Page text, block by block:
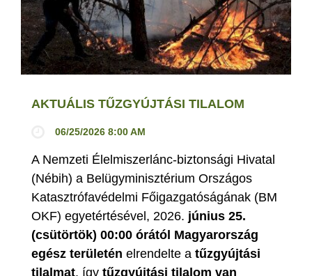
AKTUÁLIS TŰZGYÚJTÁSI TILALOM
06/25/2026 8:00 AM
A Nemzeti Élelmiszerlánc-biztonsági Hivatal
(Nébih) a Belügyminisztérium Országos
Katasztrófavédelmi Főigazgatóságának (BM
OKF) egyetértésével, 2026. június 25.
(csütörtök) 00:00 órától Magyarország
egész területén elrendelte a tűzgyújtási
tilalmat, így tűzgyújtási tilalom van